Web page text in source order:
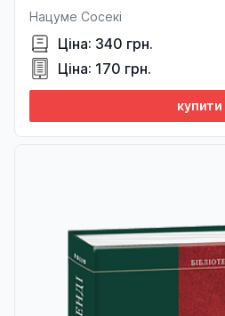
Нацуме Сосекі
Ціна: 340 грн.
Ціна: 170 грн.
купити